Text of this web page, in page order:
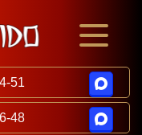
51
48